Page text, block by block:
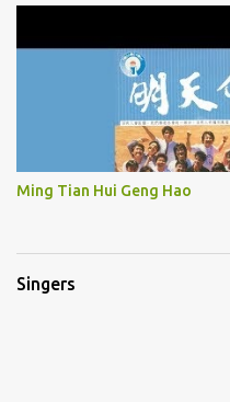
Ming Tian Hui Geng Hao
Singers